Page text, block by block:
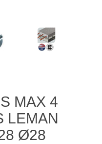
MAX 4
LEMAN
Ø28